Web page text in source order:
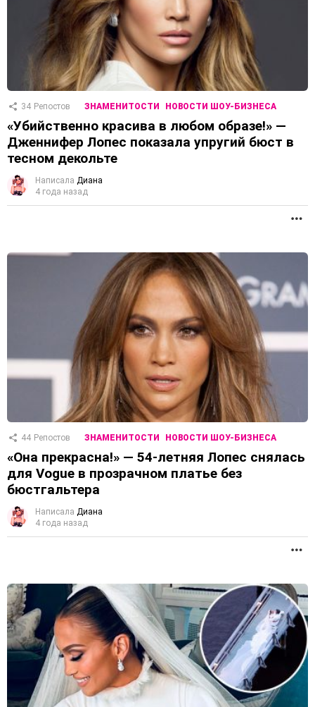
34 Репостов ЗНАМЕНИТОСТИ НОВОСТИ ШОУ-БИЗНЕСА
«Убийственно красива в любом образе!» —
Дженнифер Лопес показала упругий бюст в
тесном декольте
Написала Диана
4 года назад
44 Репостов ЗНАМЕНИТОСТИ НОВОСТИ ШОУ-БИЗНЕСА
«Она прекрасна!» — 54-летняя Лопес снялась
для Vogue в прозрачном платье без
бюстгальтера
Написала Диана
4 года назад